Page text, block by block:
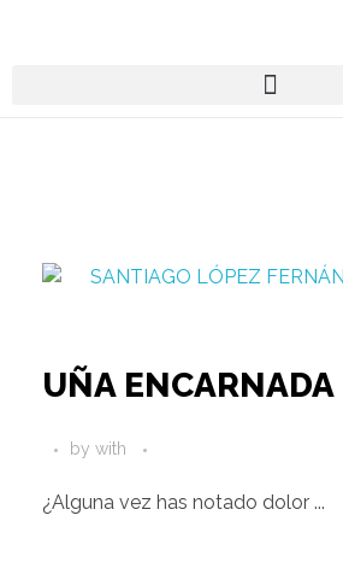
UÑA ENCARNADA
by with
¿Alguna vez has notado dolor ...